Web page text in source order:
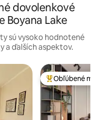
dovolenkové
Boyana Lake
sú vysoko hodnotené
a ďalších aspektov.
Najobľúbenejšie
Obľúbené